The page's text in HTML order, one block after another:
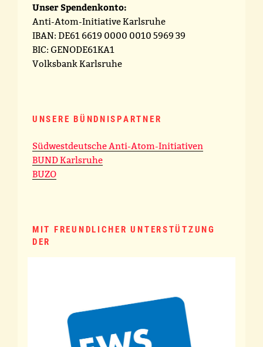
Unser Spendenkonto:
Anti-Atom-Initiative Karlsruhe
IBAN: DE61 6619 0000 0010 5969 39
BIC: GENODE61KA1
Volksbank Karlsruhe
UNSERE BÜNDNISPARTNER
Südwestdeutsche Anti-Atom-Initiativen
BUND Karlsruhe
BUZO
MIT FREUNDLICHER UNTERSTÜTZUNG
DER